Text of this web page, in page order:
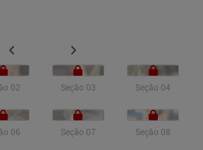
02
Seção 03 Seção 04
06
Seção 07 Seção 08